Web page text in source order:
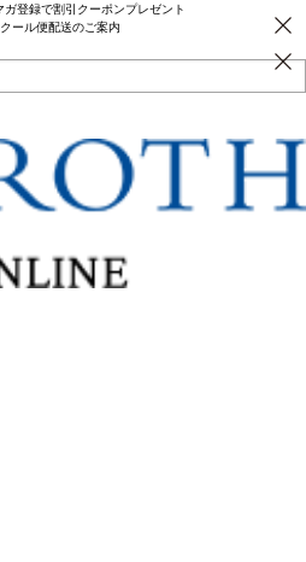
ガ登録で割引クーポンプレゼント
ール便配送のご案内